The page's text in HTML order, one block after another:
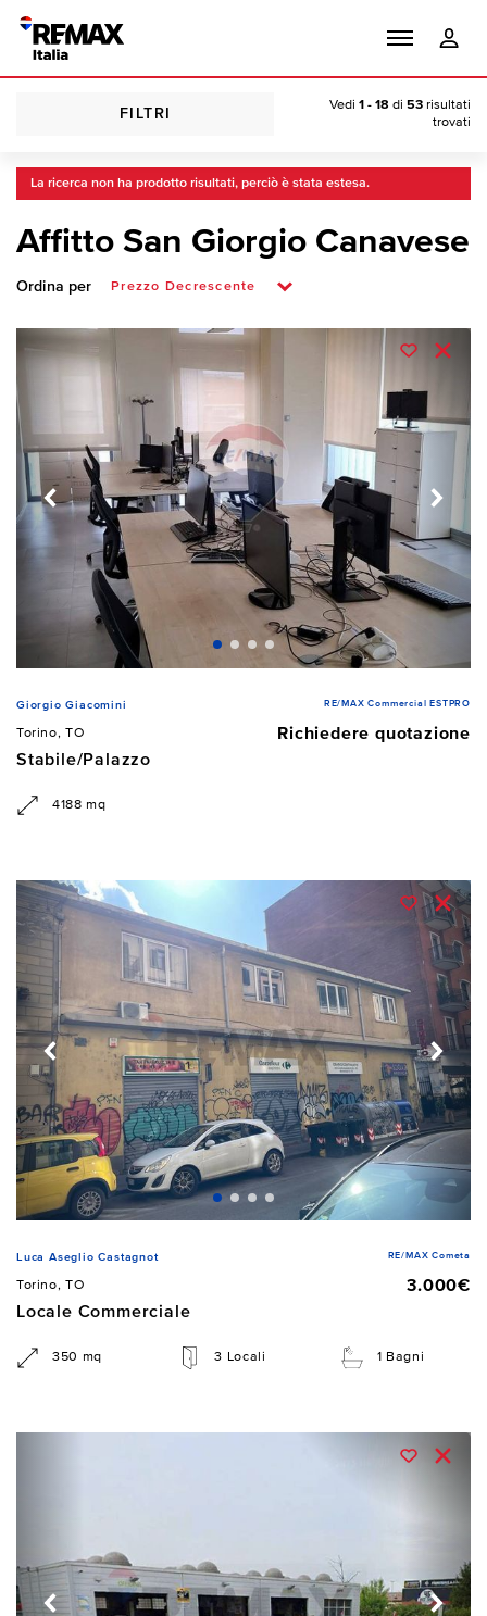
FILTRI
Vedi 1 - 18 di 53 risultati
trovati
La ricerca non ha prodotto risultati, perciò è stata estesa.
Affitto San Giorgio Canavese
Ordina per
Giorgio Giacomini RE/MAX Commercial ESTPRO
Torino, TO
Richiedere quotazione
Stabile/Palazzo
4188 mq
Luca Aseglio Castagnot RE/MAX Cometa
Torino, TO
3.000€
Locale Commerciale
350 mq 3 Locali 1 Bagni